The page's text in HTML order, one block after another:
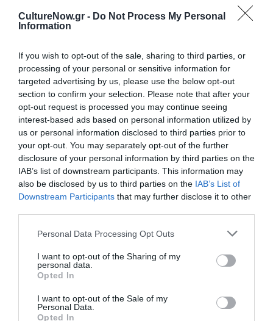
CultureNow.gr - Do Not Process My Personal
Information
If you wish to opt-out of the sale, sharing to third parties, or
processing of your personal or sensitive information for
targeted advertising by us, please use the below opt-out
section to confirm your selection. Please note that after your
opt-out request is processed you may continue seeing
interest-based ads based on personal information utilized by
us or personal information disclosed to third parties prior to
your opt-out. You may separately opt-out of the further
disclosure of your personal information by third parties on the
IAB’s list of downstream participants. This information may
also be disclosed by us to third parties on the IAB’s List of
Downstream Participants that may further disclose it to other
Personal Data Processing Opt Outs
I want to opt-out of the Sharing of my
personal data.
Opted In
I want to opt-out of the Sale of my
Personal Data.
Opted In
ΑΠΟ: 10/11/2022 ΕΩΣ:
02/12/2022
Τα πήρες όλα κι
έφυγες, της Βίκυς
Κυριακουλάκου
στην Κάμιρο
Ηλέκτρας
Ελληνικιώτη
στην Κάμιρο
ΑΠΟ: 05/10/2022 ΕΩΣ:
16/06/2022, 17/06/2022,
20/06/2022, 21/06/2022,